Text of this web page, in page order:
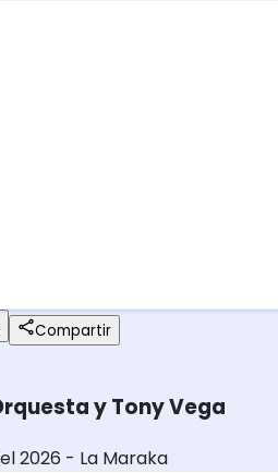
Compartir
y Tony Vega
2026 - La Maraka